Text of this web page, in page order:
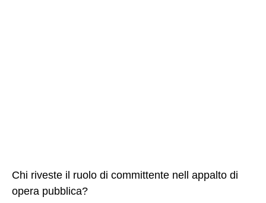
Chi riveste il ruolo di committente nell appalto di
opera pubblica?